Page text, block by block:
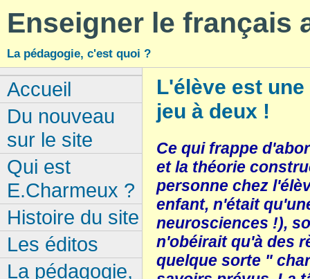
Enseigner le français
La pédagogie, c'est quoi ?
L'élève est
jeu à deux !
Ce qui frappe
et la théorie
personne chez
enfant, n'était
neurosciences !),
n'obéirait qu'à des
quelque sorte "
Accueil
Du nouveau
sur le site
Qui est
E.Charmeux ?
Histoire du site
Les éditos
La pédagogie,